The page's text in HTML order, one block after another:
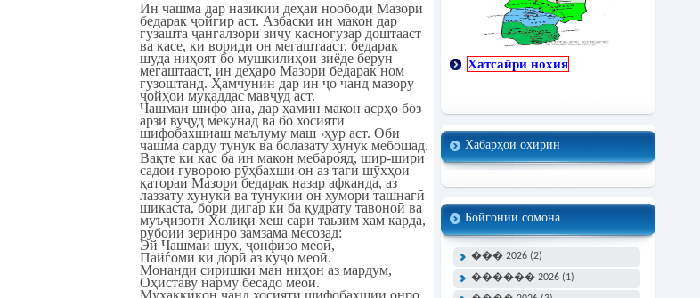
Хатсайри нохия
Хабарҳои охирин
Бойгонии сомона
��� 2026 (2)
������ 2026 (1)
Ин чашма дар назикии деҳаи ноободи Мазори
бедарак ҷойгир аст. Азбаски ин макон дар
гузашта ҷангалзори зичу касногузар доштааст
ва касе, ки вориди он мегаштааст, бедарак
шуда ниҳоят бо мушкилиҳои зиёде берун
мегаштааст, ин деҳаро Мазори бедарак ном
гузоштанд. Ҳамчунин дар ин ҷо чанд мазору
ҷойҳои муқаддас мавҷуд аст.
Чашмаи шифо ана, дар ҳамин макон асрҳо боз
арзи вуҷуд мекунад ва бо хосияти
шифобахшиаш маълуму маш¬ҳур аст. Оби
чашма сарду тунук ва болазату хунук мебошад.
Вақте ки кас ба ин макон мебарояд, шир-шири
садои гуворою рӯҳбахши он аз таги шӯхҳои
қатораи Мазори бедарак назар афканда, аз
лаззату хунукӣ ва тунукии он хумори ташнагӣ
шикаста, бори дигар ки ба қудрату тавоноӣ ва
муъҷизоти Холиқи хеш сари таьзим хам карда,
рубоии зеринро замзама месозад:
Эй Чашмаи шух, ҷонфизо меоӣ,
Пайѓоми ки дорӣ аз куҷо меоӣ.
Монанди сиришки ман ниҳон аз мардум,
Оҳиставу нарму бесадо меоӣ.
Муҳаққиқон чанд хосияти шифобахшии онро